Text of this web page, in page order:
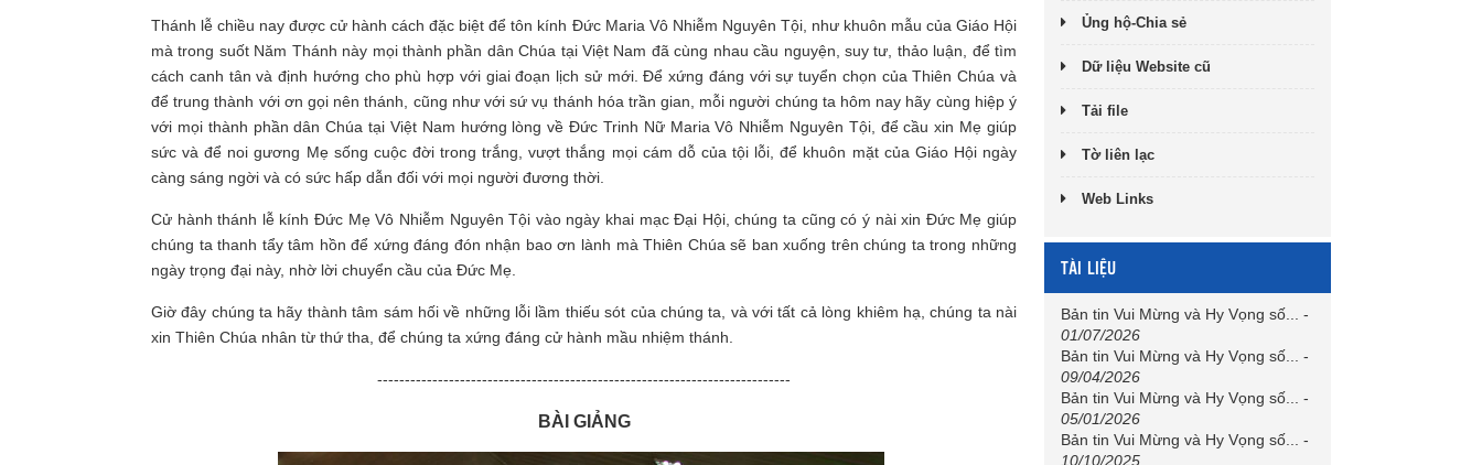
Thánh lễ chiều nay được cử hành cách đặc biệt để tôn kính Đức Maria Vô Nhiễm Nguyên Tội, như khuôn mẫu của Giáo Hội
mà trong suốt Năm Thánh này mọi thành phần dân Chúa tại Việt Nam đã cùng nhau cầu nguyện, suy tư, thảo luận, để tìm
cách canh tân và định hướng cho phù hợp với giai đoạn lịch sử mới. Để xứng đáng với sự tuyển chọn của Thiên Chúa và
để trung thành với ơn gọi nên thánh, cũng như với sứ vụ thánh hóa trần gian, mỗi người chúng ta hôm nay hãy cùng hiệp ý
với mọi thành phần dân Chúa tại Việt Nam hướng lòng về Đức Trinh Nữ Maria Vô Nhiễm Nguyên Tội, để cầu xin Mẹ giúp
sức và để noi gương Mẹ sống cuộc đời trong trắng, vượt thắng mọi cám dỗ của tội lỗi, để khuôn mặt của Giáo Hội ngày
càng sáng ngời và có sức hấp dẫn đối với mọi người đương thời.
Cử hành thánh lễ kính Đức Mẹ Vô Nhiễm Nguyên Tội vào ngày khai mạc Đại Hội, chúng ta cũng có ý nài xin Đức Mẹ giúp
chúng ta thanh tẩy tâm hồn để xứng đáng đón nhận bao ơn lành mà Thiên Chúa sẽ ban xuống trên chúng ta trong những
ngày trọng đại này, nhờ lời chuyển cầu của Đức Mẹ.
Giờ đây chúng ta hãy thành tâm sám hối về những lỗi lầm thiếu sót của chúng ta, và với tất cả lòng khiêm hạ, chúng ta nài
xin Thiên Chúa nhân từ thứ tha, để chúng ta xứng đáng cử hành mầu nhiệm thánh.
---------------------------------------------------------------------------
BÀI GIẢNG
Ủng hộ-Chia sẻ
Dữ liệu Website cũ
Tải file
Tờ liên lạc
Web Links
TÀI LIỆU
Bản tin Vui Mừng và Hy Vọng số...
-
01/07/2026
Bản tin Vui Mừng và Hy Vọng số...
-
09/04/2026
Bản tin Vui Mừng và Hy Vọng số...
-
05/01/2026
Bản tin Vui Mừng và Hy Vọng số...
-
10/10/2025